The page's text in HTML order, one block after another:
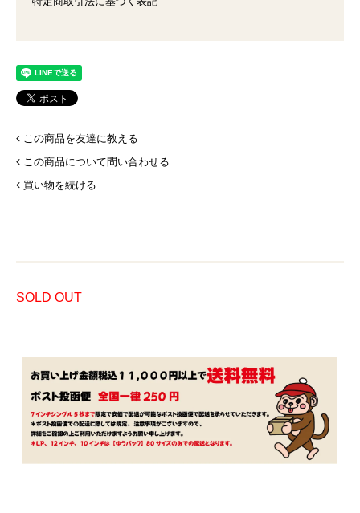
この商品を友達に教える
この商品について問い合わせる
買い物を続ける
SOLD OUT